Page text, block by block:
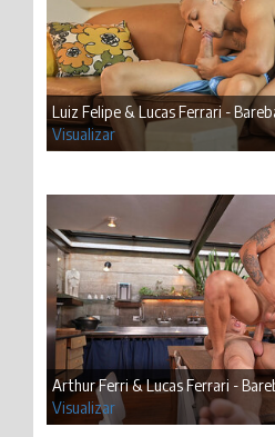
Luiz Felipe & Lucas Ferrari -
Visualizar
Arthur Ferri & Lucas Ferrari -
Visualizar